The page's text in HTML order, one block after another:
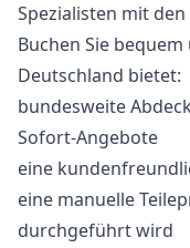
Spezialisten mit
Buchen Sie
Deutschland bietet:
bundesweite
Sofort-Angebote
eine
eine manuelle
durchgeführt wird